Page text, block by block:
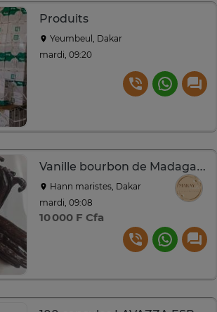
Produits
Yeumbeul, Dakar
mardi, 09:20
Vanille bourbon de Madagascar
Hann maristes, Dakar
mardi, 09:08
10 000 F Cfa